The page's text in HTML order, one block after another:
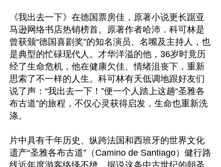
《我出去一下》在德国票房佳，原著小说更长踞亚
马逊网络书店热销榜首。原著作者哈沛．科可林是
曾获颁“德国喜剧奖”的知名演员、名嘴及主持人，也
是典型的忙碌现代人。才华洋溢的他，36岁时竟历
经了生命危机，他在健康欠佳、情绪沮丧下，重新
思索了不一样的人生。科可林有天低调地跟好友们
说了声：“我出去一下！”便一个人踏上这趟“圣雅各
布古道”的旅程，不仅心灵获得启发，生命也重新洗
涤。
片中具有千年历史、纵跨法国和西班牙的世界文化
遗产“圣雅各布古道”（Camino de Santiago）健行路
线近年度游客络绎不绝，据说这条中古世纪的朝圣